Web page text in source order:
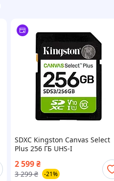
SDXC Kingston Canvas Select
Plus 256 ГБ UHS-I
2 599₴
3 299 ₴ -21%